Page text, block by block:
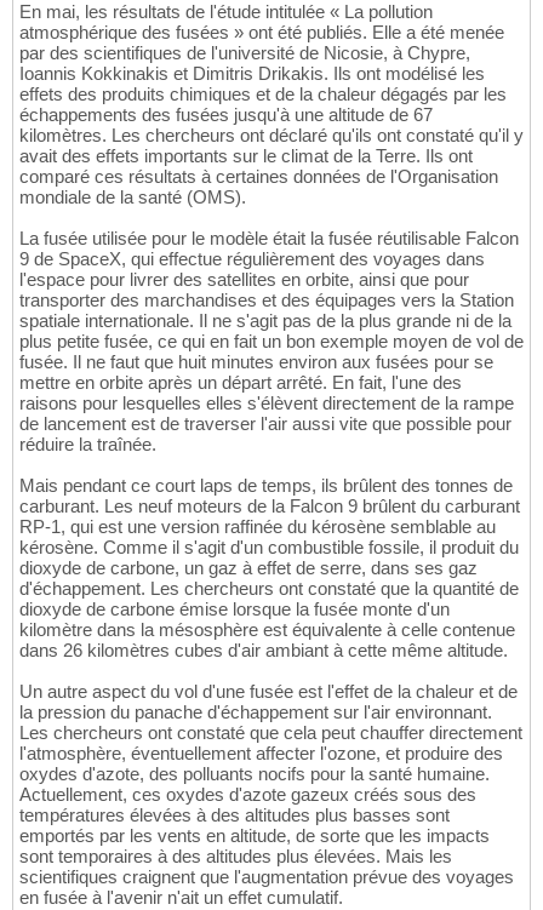
En mai, les résultats de l'étude intitulée « La pollution
atmosphérique des fusées » ont été publiés. Elle a été menée
par des scientifiques de l'université de Nicosie, à Chypre,
Ioannis Kokkinakis et Dimitris Drikakis. Ils ont modélisé les
effets des produits chimiques et de la chaleur dégagés par les
échappements des fusées jusqu'à une altitude de 67
kilomètres. Les chercheurs ont déclaré qu'ils ont constaté qu'il y
avait des effets importants sur le climat de la Terre. Ils ont
comparé ces résultats à certaines données de l'Organisation
mondiale de la santé (OMS).
La fusée utilisée pour le modèle était la fusée réutilisable Falcon
9 de SpaceX, qui effectue régulièrement des voyages dans
l'espace pour livrer des satellites en orbite, ainsi que pour
transporter des marchandises et des équipages vers la Station
spatiale internationale. Il ne s'agit pas de la plus grande ni de la
plus petite fusée, ce qui en fait un bon exemple moyen de vol de
fusée. Il ne faut que huit minutes environ aux fusées pour se
mettre en orbite après un départ arrêté. En fait, l'une des
raisons pour lesquelles elles s'élèvent directement de la rampe
de lancement est de traverser l'air aussi vite que possible pour
réduire la traînée.
Mais pendant ce court laps de temps, ils brûlent des tonnes de
carburant. Les neuf moteurs de la Falcon 9 brûlent du carburant
RP-1, qui est une version raffinée du kérosène semblable au
kérosène. Comme il s'agit d'un combustible fossile, il produit du
dioxyde de carbone, un gaz à effet de serre, dans ses gaz
d'échappement. Les chercheurs ont constaté que la quantité de
dioxyde de carbone émise lorsque la fusée monte d'un
kilomètre dans la mésosphère est équivalente à celle contenue
dans 26 kilomètres cubes d'air ambiant à cette même altitude.
Un autre aspect du vol d'une fusée est l'effet de la chaleur et de
la pression du panache d'échappement sur l'air environnant.
Les chercheurs ont constaté que cela peut chauffer directement
l'atmosphère, éventuellement affecter l'ozone, et produire des
oxydes d'azote, des polluants nocifs pour la santé humaine.
Actuellement, ces oxydes d'azote gazeux créés sous des
températures élevées à des altitudes plus basses sont
emportés par les vents en altitude, de sorte que les impacts
sont temporaires à des altitudes plus élevées. Mais les
scientifiques craignent que l'augmentation prévue des voyages
en fusée à l'avenir n'ait un effet cumulatif.